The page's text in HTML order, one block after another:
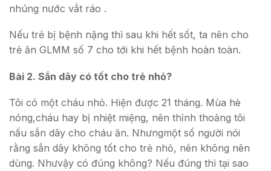
nhúng nước vắt ráo .
Nếu trẻ bị bệnh nặng thì sau khi hết sốt, ta nên cho
trẻ ăn GLMM số 7 cho tới khi hết bệnh hoàn toàn.
Bài 2. Sắn dây có tốt cho trẻ nhỏ?
Tôi có một cháu nhỏ. Hiện được 21 tháng. Mùa hè
nóng,cháu hay bị nhiệt miệng, nên thỉnh thoảng tôi
nấu sắn dây cho cháu ăn. Nhưngmột số người nói
rằng sắn dây không tốt cho trẻ nhỏ, nên không nên
dùng. Nhưvậy có đúng không? Nếu đúng thì tại sao